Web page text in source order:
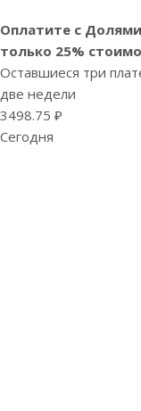
Оплатите с Долями
только 25%
Оставшиеся три
две недели
3498.75 ₽
Сегодня